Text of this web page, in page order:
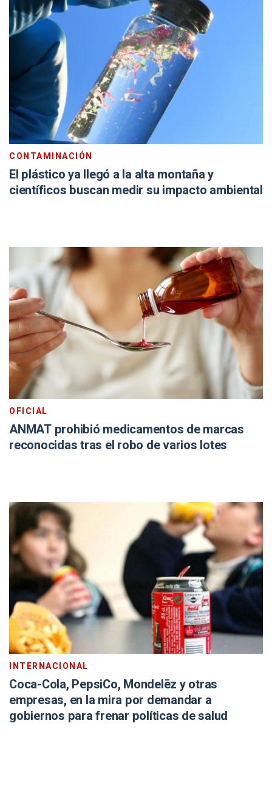
CONTAMINACIÓN
El plástico ya llegó a la alta montaña y
científicos buscan medir su impacto ambiental
OFICIAL
ANMAT prohibió medicamentos de marcas
reconocidas tras el robo de varios lotes
INTERNACIONAL
Coca-Cola, PepsiCo, Mondelēz y otras
empresas, en la mira por demandar a
gobiernos para frenar políticas de salud